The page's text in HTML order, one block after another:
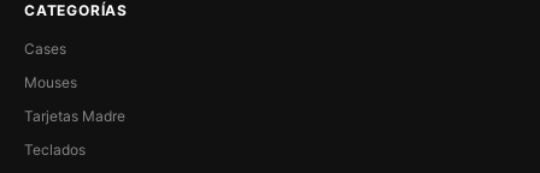
CATEGORÍAS
Cases
Mouses
Tarjetas Madre
Teclados